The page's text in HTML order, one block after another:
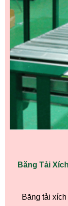
Băng Tải
Băng tải